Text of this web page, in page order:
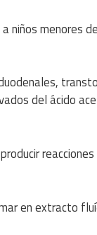
menores
del ácido
en extracto